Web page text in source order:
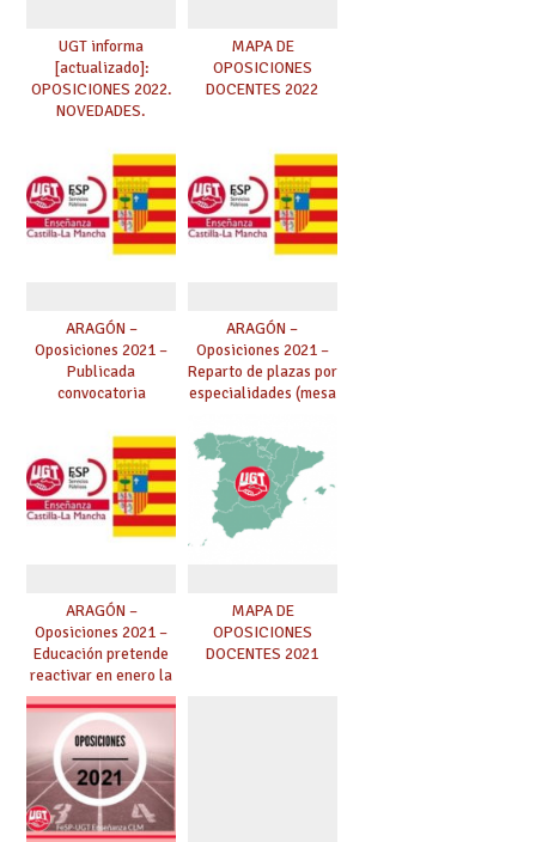
UGT informa
[actualizado]:
OPOSICIONES 2022.
NOVEDADES.
MAPA DE
OPOSICIONES
DOCENTES 2022
ARAGÓN –
Oposiciones 2021 –
Publicada
convocatoria
en Secundaria, FP,
AAPP y Diseño. Plazo
del 04 al 25/02/2021.
ARAGÓN –
Oposiciones 2021 –
Reparto de plazas por
especialidades (mesa
25/11/2020)
ARAGÓN –
Oposiciones 2021 –
Educación pretende
reactivar en enero la
oposición aplazada
por la pandemia
MAPA DE
OPOSICIONES
DOCENTES 2021